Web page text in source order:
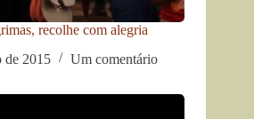
recolhe com alegria
de 2015
Um comentário